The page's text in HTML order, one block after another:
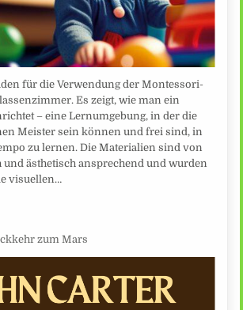
für die Verwendung der Montessori-
Es zeigt, wie man ein
– eine Lernumgebung, in der die
Meister sein können und frei sind, in
zu lernen. Die Materialien sind von
und ästhetisch ansprechend und wurden
visuellen…
zum Mars